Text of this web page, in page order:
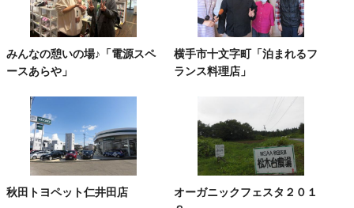
みんなの憩いの場♪「電源スペ
ースあらや」
横手市十文字町「泊まれるフ
ランス料理店」
秋田トヨペット仁井田店
オーガニックフェスタ２０１